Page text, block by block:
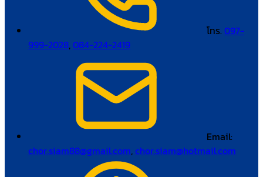
โทร. 097-
999-2028,084-224-2419
Email:
chor.siam88@gmail.com,chor.siam@hotmail.com